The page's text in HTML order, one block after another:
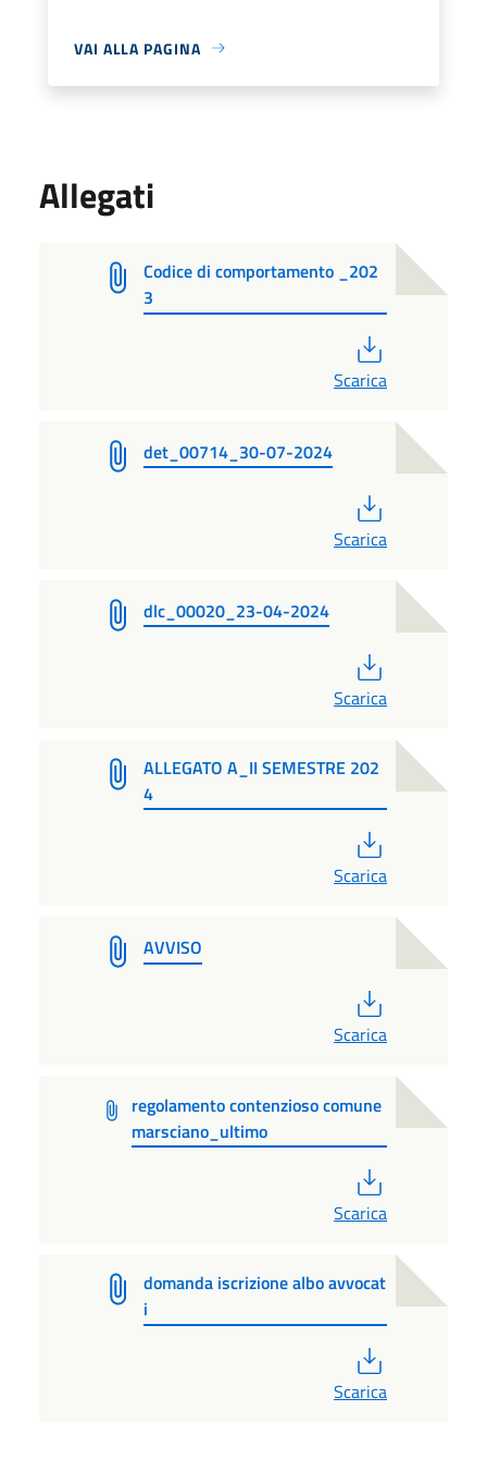
VAI ALLA PAGINA
Allegati
Codice di comportamento _202
3
Scarica
det_00714_30-07-2024
Scarica
dlc_00020_23-04-2024
Scarica
ALLEGATO A_II SEMESTRE 202
4
Scarica
AVVISO
Scarica
regolamento contenzioso comune
marsciano_ultimo
Scarica
domanda iscrizione albo avvocat
i
Scarica